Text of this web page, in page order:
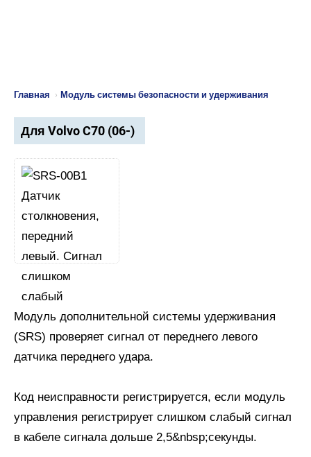
Главная › Модуль системы безопасности и удерживания
Для Volvo C70 (06-)
Модуль дополнительной системы удерживания
(SRS) проверяет сигнал от переднего левого
датчика переднего удара.
Код неисправности регистрируется, если модуль
управления регистрирует слишком слабый сигнал
в кабеле сигнала дольше 2,5&nbsp;секунды.